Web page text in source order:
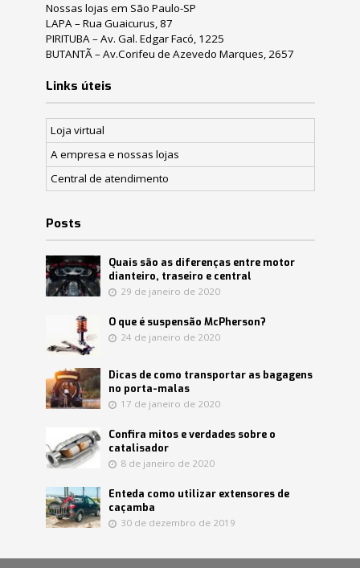
Nossas lojas em São Paulo-SP
LAPA – Rua Guaicurus, 87
PIRITUBA – Av. Gal. Edgar Facó, 1225
BUTANTÃ – Av.Corifeu de Azevedo Marques, 2657
Links úteis
Loja virtual
A empresa e nossas lojas
Central de atendimento
Posts
Quais são as diferenças entre motor
dianteiro, traseiro e central
29 de janeiro de 2020
O que é suspensão McPherson?
24 de janeiro de 2020
Dicas de como transportar as bagagens
no porta-malas
17 de janeiro de 2020
Confira mitos e verdades sobre o
catalisador
8 de janeiro de 2020
Enteda como utilizar extensores de
caçamba
30 de dezembro de 2019